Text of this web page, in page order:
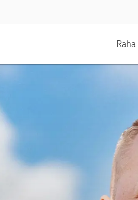
Raha